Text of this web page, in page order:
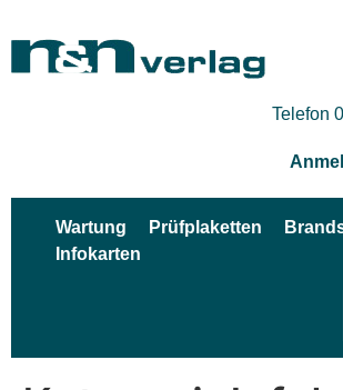
Telefon
Wartung Prüfplaketten
Infokarten